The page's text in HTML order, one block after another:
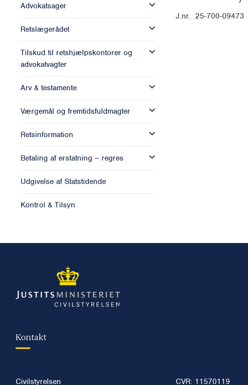
Advokatsager
Retslægerådet
Tilskud til retshjælpskontorer og
advokatvagter
Arv & testamente
Værgemål og fremtidsfuldmagter
Retsinformation
Betaling af erstatning – regres
Udgivelse af Statstidende
Kontrol & Tilsyn
J.nr. 25-700-09473
Kontakt
Civilstyrelsen CVR: 11570119